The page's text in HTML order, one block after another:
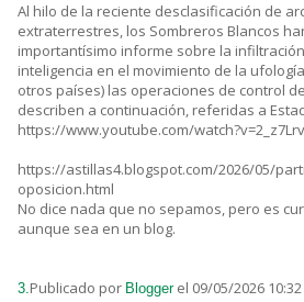
Al hilo de la reciente desclasificación de
extraterrestres, los Sombreros Blancos
importantísimo informe sobre la
inteligencia en el movimiento de la
otros países) las operaciones de control
describen a continuación, referidas a
https://www.youtube.com/
https://astillas4.blogspot.com/2026/05/
oposicion.html
No dice nada que no sepamos, pero es
aunque sea en un blog.
3.Publicado por Blogger el 09/05/2026 10:32